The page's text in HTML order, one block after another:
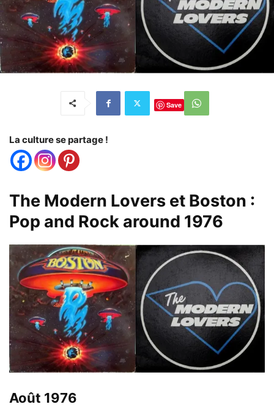
Save
La culture se partage !
The Modern Lovers et Boston :
Pop and Rock around 1976
Août 1976